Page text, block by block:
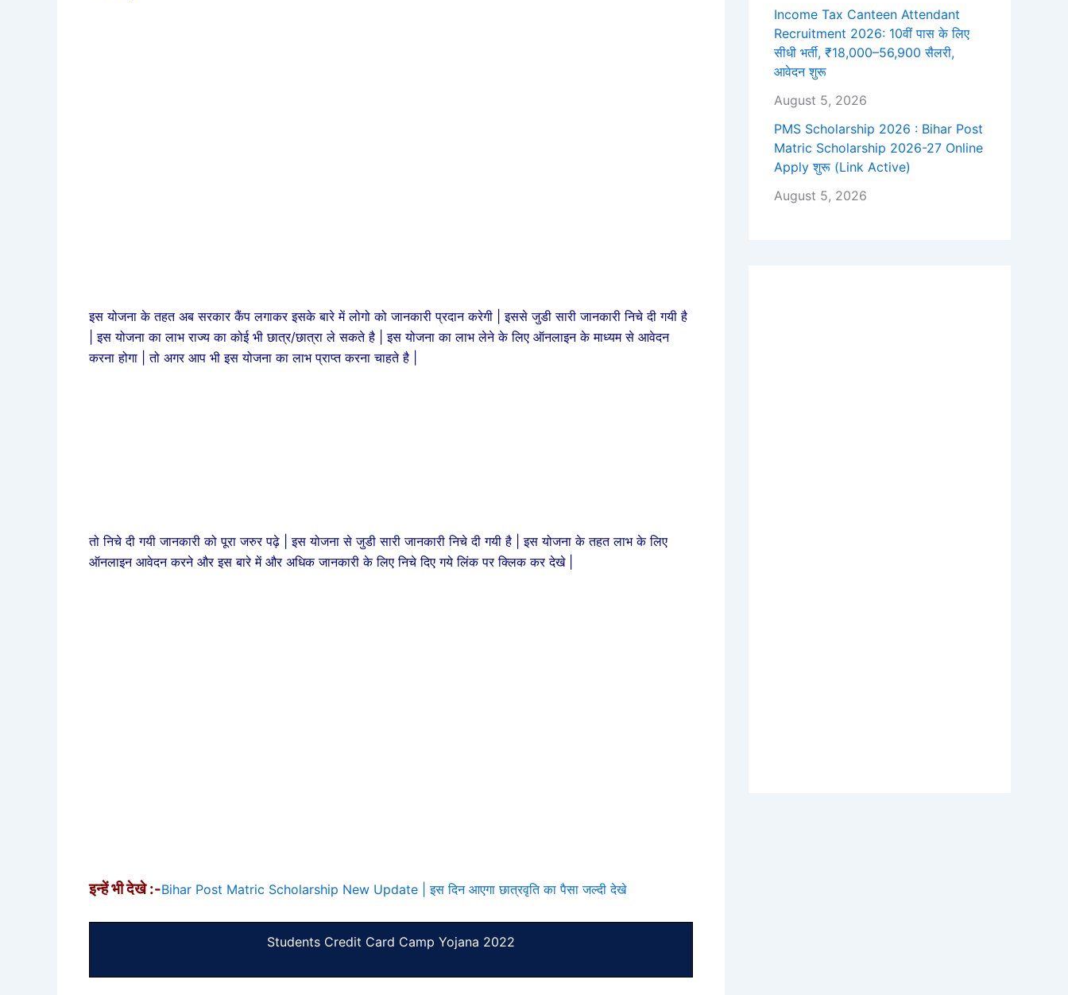
इस योजना के तहत अब सरकार कैंप लगाकर इसके बारे में लोगो को जानकारी प्रदान करेगी | इससे जुडी सारी जानकारी निचे दी गयी है
| इस योजना का लाभ राज्य का कोई भी छात्र/छात्रा ले सकते है | इस योजना का लाभ लेने के लिए ऑनलाइन के माध्यम से आवेदन
करना होगा | तो अगर आप भी इस योजना का लाभ प्राप्त करना चाहते है |
तो निचे दी गयी जानकारी को पूरा जरुर पढ़े | इस योजना से जुडी सारी जानकारी निचे दी गयी है | इस योजना के तहत लाभ के लिए
ऑनलाइन आवेदन करने और इस बारे में और अधिक जानकारी के लिए निचे दिए गये लिंक पर क्लिक कर देखे |
इन्हें भी देखे :-Bihar Post Matric Scholarship New Update | इस दिन आएगा छात्रवृति का पैसा जल्दी देखे
Students Credit Card Camp Yojana 2022
Income Tax Canteen Attendant
Recruitment 2026: 10वीं पास के लिए
सीधी भर्ती, ₹18,000–56,900 सैलरी,
आवेदन शुरू
August 5, 2026
PMS Scholarship 2026 : Bihar Post
Matric Scholarship 2026-27 Online
Apply शुरू (Link Active)
August 5, 2026